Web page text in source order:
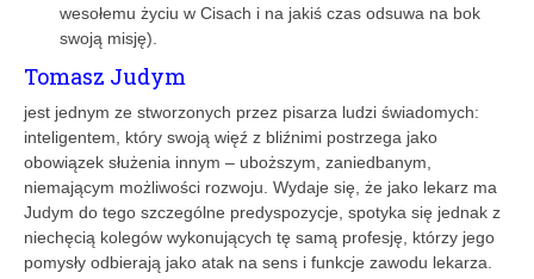
wesołemu życiu w Cisach i na jakiś czas odsuwa na bok
swoją misję).
Tomasz Judym
jest jednym ze stworzonych przez pisarza ludzi świadomych:
inteligentem, który swoją więź z bliźnimi postrzega jako
obowiązek służenia innym – uboższym, zaniedbanym,
niemającym możliwości rozwoju. Wydaje się, że jako lekarz ma
Judym do tego szczególne predyspozycje, spotyka się jednak z
niechęcią kolegów wykonujących tę samą profesję, którzy jego
pomysły odbierają jako atak na sens i funkcje zawodu lekarza.